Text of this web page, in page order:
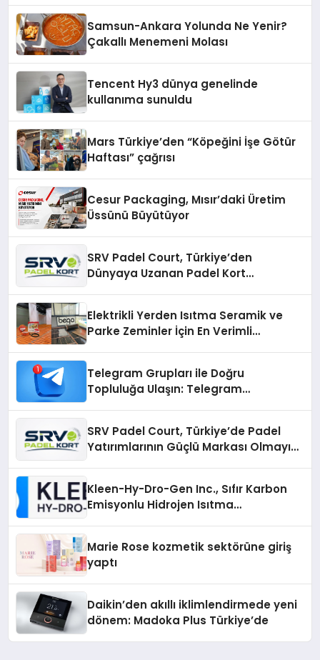
Samsun-Ankara Yolunda Ne Yenir?
Çakallı Menemeni Molası
Tencent Hy3 dünya genelinde
kullanıma sunuldu
Mars Türkiye’den “Köpeğini İşe Götür
Haftası” çağrısı
Cesur Packaging, Mısır’daki Üretim
Üssünü Büyütüyor
SRV Padel Court, Türkiye’den
Dünyaya Uzanan Padel Kort
Elektrikli Yerden Isıtma Seramik ve
Parke Zeminler İçin En Verimli
Telegram Grupları ile Doğru
Topluluğa Ulaşın: Telegram
SRV Padel Court, Türkiye’de Padel
Yatırımlarının Güçlü Markası Olmayı
Kleen-Hy-Dro-Gen Inc., Sıfır Karbon
Emisyonlu Hidrojen Isıtma
Marie Rose kozmetik sektörüne giriş
yaptı
Daikin’den akıllı iklimlendirmede yeni
dönem: Madoka Plus Türkiye’de